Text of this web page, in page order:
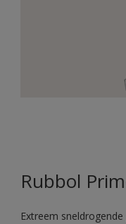
Rubbol
Extreem